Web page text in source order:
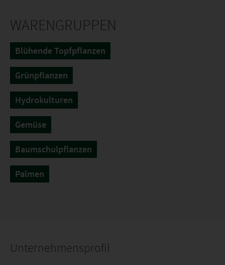
WARENGRUPPEN
Blühende Topfpflanzen
Grünpflanzen
Hydrokulturen
Gemüse
Baumschulpflanzen
Palmen
Unternehmensprofil